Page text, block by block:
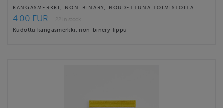
KANGASMERKKI, NON-BINARY, NOUDETTUNA TOIMISTOLTA
4.00 EUR
22 in stock
Kudottu kangasmerkki, non-binery-lippu